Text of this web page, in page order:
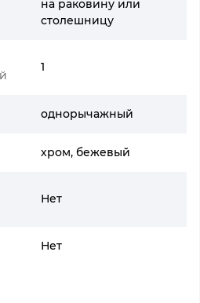
на раковину или
столешницу
1
однорычажный
хром, бежевый
Нет
Нет